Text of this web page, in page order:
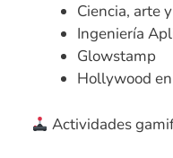
Ciencia, arte
Ingeniería
Glowstamp
Hollywood
Actividades